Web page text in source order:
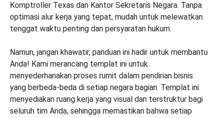
Komptroller Texas dan Kantor Sekretaris Negara. Tanpa
optimasi alur kerja yang tepat, mudah untuk melewatkan
tenggat waktu penting dan persyaratan hukum.
Namun, jangan khawatir, panduan ini hadir untuk membantu
Anda! Kami merancang templat ini untuk
menyederhanakan proses rumit dalam pendirian bisnis
yang berbeda-beda di setiap negara bagian. Templat ini
menyediakan ruang kerja yang visual dan terstruktur bagi
seluruh tim Anda, sehingga memastikan bahwa setiap